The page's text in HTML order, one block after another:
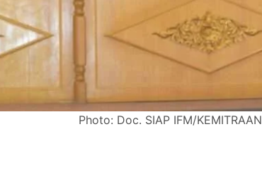
Photo: Doc. SIAP IFM/KEMITRAAN